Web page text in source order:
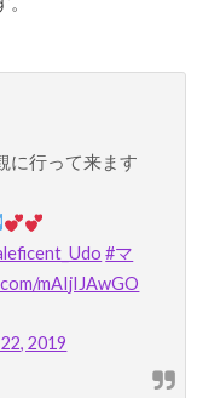
に行って来ます
#マ
mAIjIJAwGO
2019